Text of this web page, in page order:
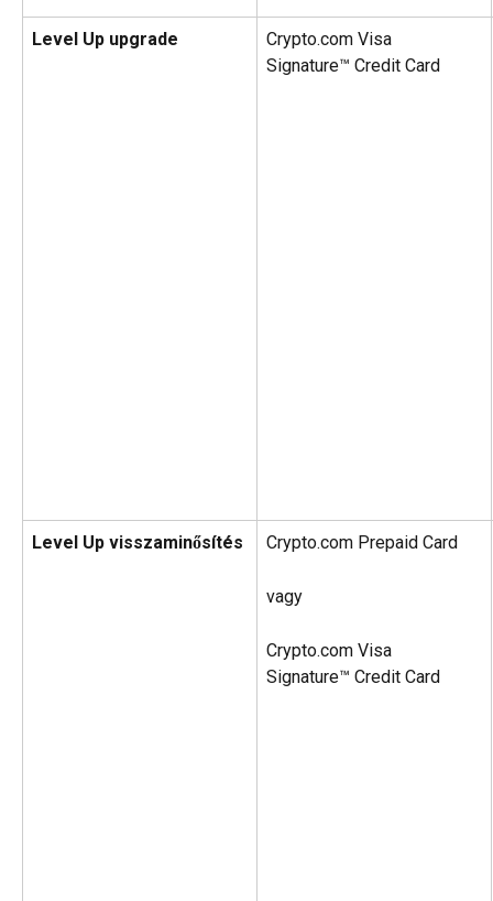
Level Up upgrade
Crypto.com Visa
Signature™ Credit Card
Level Up visszaminősítés Crypto.com Prepaid Card
vagy
Crypto.com Visa
Signature™ Credit Card